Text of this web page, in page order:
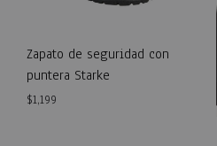
Zapato de seguridad con
puntera Starke
$1,199